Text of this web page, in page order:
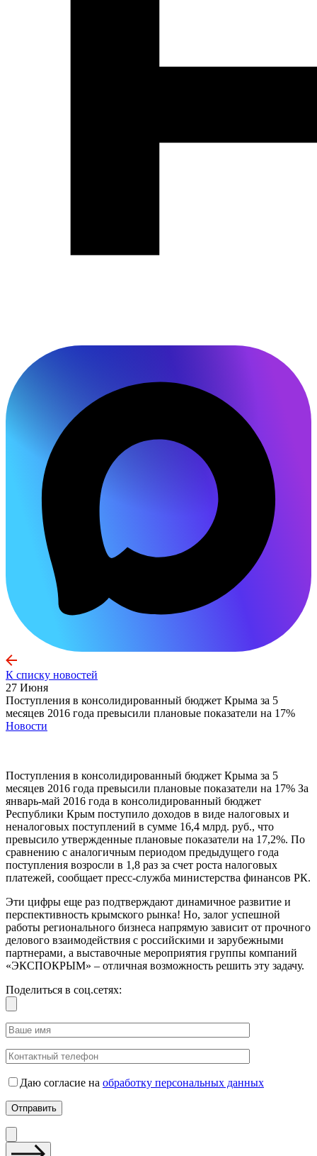
К списку новостей
27 Июня
Поступления в консолидированный бюджет Крыма за 5
месяцев 2016 года превысили плановые показатели на 17%
Новости
Поступления в консолидированный бюджет Крыма за 5
месяцев 2016 года превысили плановые показатели на 17% За
январь-май 2016 года в консолидированный бюджет
Республики Крым поступило доходов в виде налоговых и
неналоговых поступлений в сумме 16,4 млрд. руб., что
превысило утвержденные плановые показатели на 17,2%. По
сравнению с аналогичным периодом предыдущего года
поступления возросли в 1,8 раз за счет роста налоговых
платежей, сообщает пресс-служба министерства финансов РК.
Эти цифры еще раз подтверждают динамичное развитие и
перспективность крымского рынка! Но, залог успешной
работы регионального бизнеса напрямую зависит от прочного
делового взаимодействия с российскими и зарубежными
партнерами, а выставочные мероприятия группы компаний
«ЭКСПОКРЫМ» – отличная возможность решить эту задачу.
Поделиться в соц.сетях:
Даю согласие на обработку персональных данных